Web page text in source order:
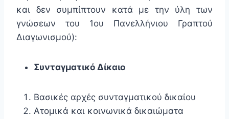
και δεν συμπίπτουν κατά με την ύλη των
γνώσεων του 1ου Πανελλήνιου Γραπτού
Διαγωνισμού):
Συνταγματικό Δίκαιο
Βασικές αρχές συνταγματικού δικαίου
Ατομικά και κοινωνικά δικαιώματα